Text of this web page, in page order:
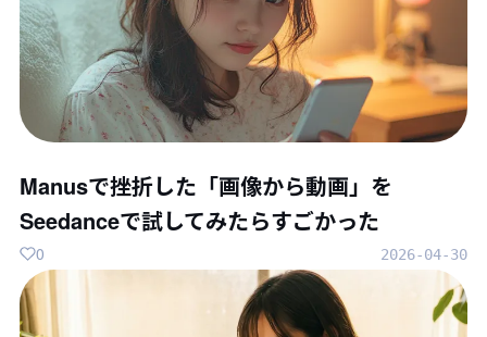
Manusで挫折した「画像から動画」を
Seedanceで試してみたらすごかった
2026-04-30
0